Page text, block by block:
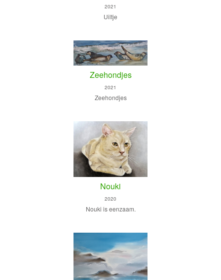
2021
Uiltje
Zeehondjes
2021
Zeehondjes
Nouki
2020
Nouki is eenzaam.